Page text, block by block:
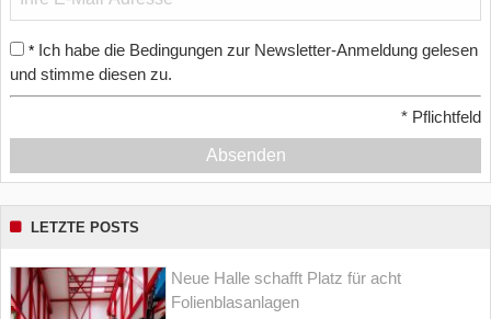
* Ich habe die Bedingungen zur Newsletter-Anmeldung gelesen
und stimme diesen zu.
* Pflichtfeld
Absenden
LETZTE POSTS
Neue Halle schafft Platz für acht
Folienblasanlagen